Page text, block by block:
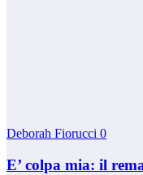
Deborah Fiorucci 0
E’ colpa mia: il